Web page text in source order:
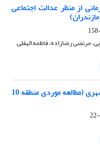
از منظر عدالت اجتماعی
مرتضی رضازاده، فاطمه الهقلی
تحلیل فضایی زیست‌پذیری محلات شهری (مطالعه موردی منطقه 10